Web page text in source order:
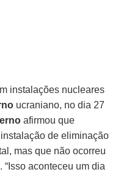
instalações nucleares
ucraniano, no dia 27
afirmou que
de eliminação
mas que não ocorreu
aconteceu um dia